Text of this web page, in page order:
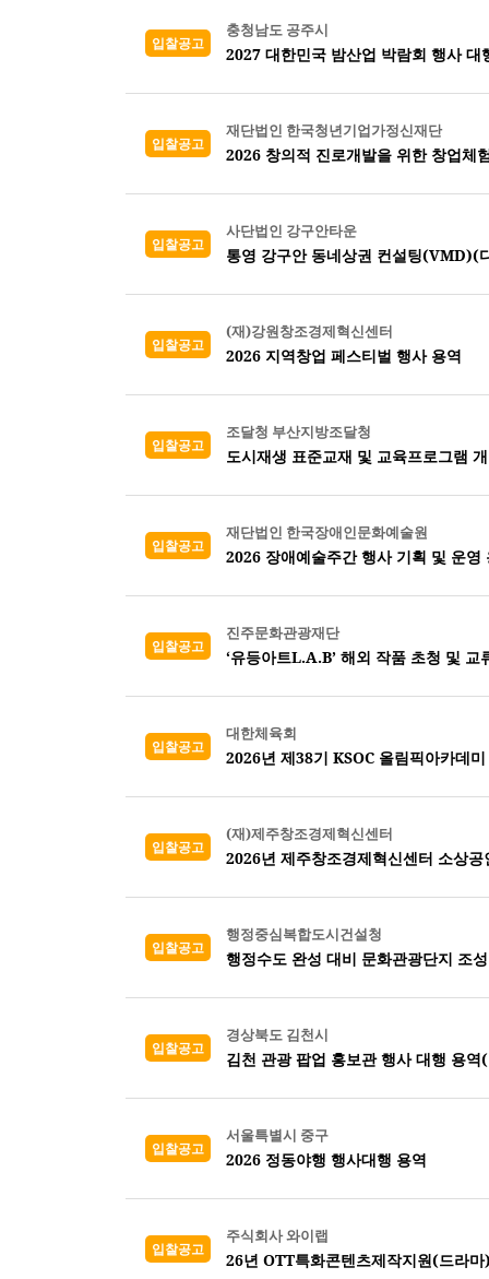
입찰공고
충청남도 공주시
2027 대한민국 밤산업 박람회 행사 대
입찰공고
재단법인 한국청년기업가정신재단
2026 창의적 진로개발을 위한 창업체
입찰공고
사단법인 강구안타운
통영 강구안 동네상권 컨설팅(VMD)(
입찰공고
(재)강원창조경제혁신센터
2026 지역창업 페스티벌 행사 용역
입찰공고
조달청 부산지방조달청
도시재생 표준교재 및 교육프로그램
입찰공고
재단법인 한국장애인문화예술원
2026 장애예술주간 행사 기획 및 운영
입찰공고
진주문화관광재단
‘유등아트L.A.B’ 해외 작품 초청 및 교
입찰공고
대한체육회
2026년 제38기 KSOC 올림픽아카데
입찰공고
(재)제주창조경제혁신센터
2026년 제주창조경제혁신센터 소상
입찰공고
행정중심복합도시건설청
행정수도 완성 대비 문화관광단지 조
입찰공고
경상북도 김천시
김천 관광 팝업 홍보관 행사 대행 용
입찰공고
서울특별시 중구
2026 정동야행 행사대행 용역
입찰공고
주식회사 와이랩
26년 OTT특화콘텐츠제작지원(드라